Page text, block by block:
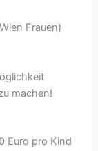
Frauen)
machen!
Euro pro Kind